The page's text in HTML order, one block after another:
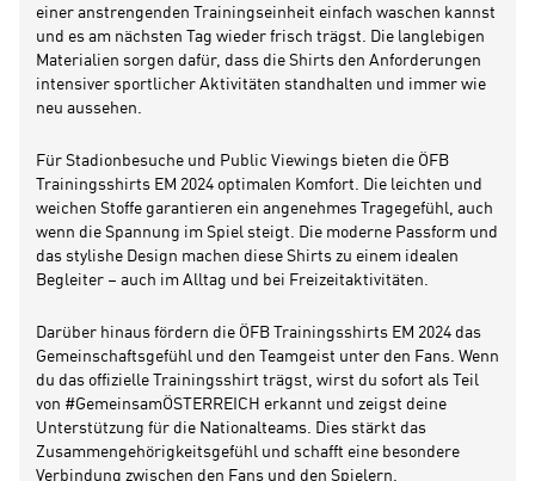
einer anstrengenden Trainingseinheit einfach waschen kannst
und es am nächsten Tag wieder frisch trägst. Die langlebigen
Materialien sorgen dafür, dass die Shirts den Anforderungen
intensiver sportlicher Aktivitäten standhalten und immer wie
neu aussehen.
Für Stadionbesuche und Public Viewings bieten die ÖFB
Trainingsshirts EM 2024 optimalen Komfort. Die leichten und
weichen Stoffe garantieren ein angenehmes Tragegefühl, auch
wenn die Spannung im Spiel steigt. Die moderne Passform und
das stylishe Design machen diese Shirts zu einem idealen
Begleiter – auch im Alltag und bei Freizeitaktivitäten.
Darüber hinaus fördern die ÖFB Trainingsshirts EM 2024 das
Gemeinschaftsgefühl und den Teamgeist unter den Fans. Wenn
du das offizielle Trainingsshirt trägst, wirst du sofort als Teil
von #GemeinsamÖSTERREICH erkannt und zeigst deine
Unterstützung für die Nationalteams. Dies stärkt das
Zusammengehörigkeitsgefühl und schafft eine besondere
Verbindung zwischen den Fans und den Spielern.